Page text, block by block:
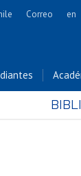
Cs.
Cs.
Correo en